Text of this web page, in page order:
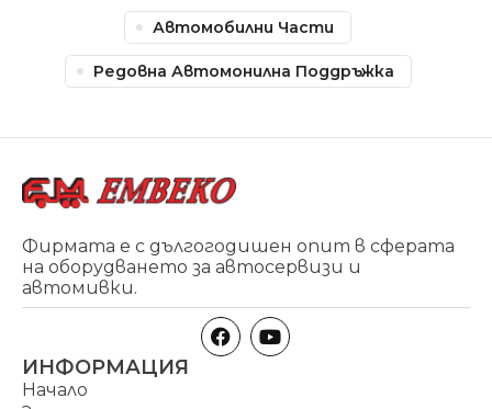
Автомобилни Части
Редовна Автомонилна Поддръжка
Фирмата е с дългогодишен опит в сферата
на оборудването за автосервизи и
автомивки.
ИНФОРМАЦИЯ
Начало